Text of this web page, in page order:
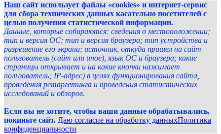
Наш сайт использует файлы «cookies» и интернет-сервис
для сбора технических данных касательно посетителей с
целью получения статистической информации.
Данные, которые собираются: сведения о местоположении;
тип и версия ОС; тип и версия браузера; тип устройства и
разрешение его экрана; источник, откуда пришел на сайт
пользователь (сайт или иное), язык ОС и браузера; какие
страницы открывает и на какие кнопки нажимает
пользователь; IP-адрес) в целях функционирования сайта,
проведения ретаргетинга и проведения статистических
исследований и обзоров.
Если вы не хотите, чтобы ваши данные обрабатывались,
покиньте сайт. Даю согласие на обработку данныхПолитика
конфиденциальности